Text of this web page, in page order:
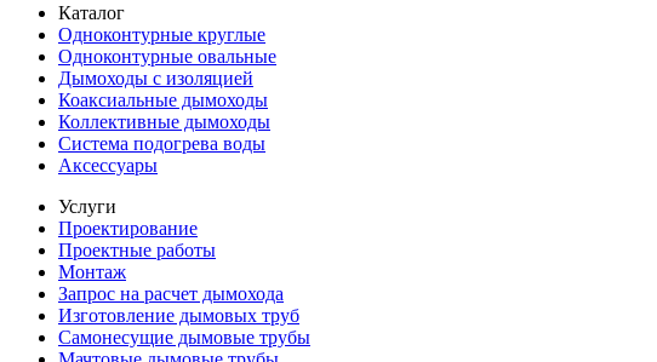
Каталог
Одноконтурные круглые
Одноконтурные овальные
Дымоходы с изоляцией
Коаксиальные дымоходы
Коллективные дымоходы
Система подогрева воды
Аксессуары
Услуги
Проектирование
Проектные работы
Монтаж
Запрос на расчет дымохода
Изготовление дымовых труб
Самонесущие дымовые трубы